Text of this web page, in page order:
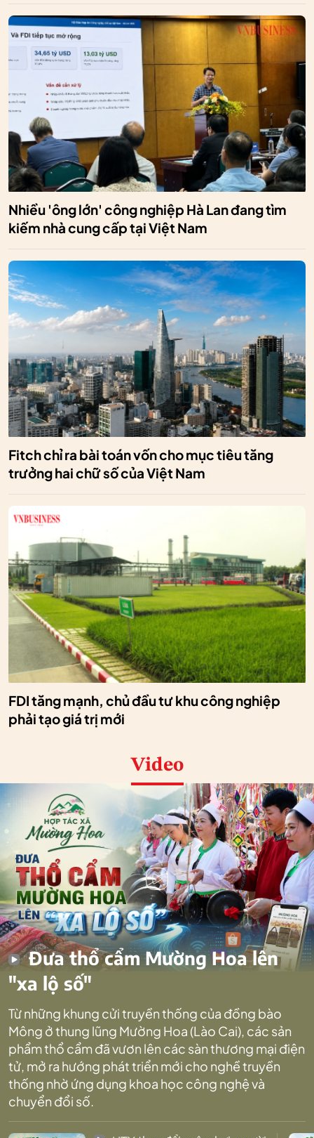
Nhiều 'ông lớn' công nghiệp Hà Lan đang tìm
kiếm nhà cung cấp tại Việt Nam
Fitch chỉ ra bài toán vốn cho mục tiêu tăng
trưởng hai chữ số của Việt Nam
FDI tăng mạnh, chủ đầu tư khu công nghiệp
phải tạo giá trị mới
Video
Đưa thổ cẩm Mường Hoa lên
"xa lộ số"
Từ những khung cửi truyền thống của đồng bào
Mông ở thung lũng Mường Hoa (Lào Cai), các sản
phẩm thổ cẩm đã vươn lên các sàn thương mại điện
tử, mở ra hướng phát triển mới cho nghề truyền
thống nhờ ứng dụng khoa học công nghệ và
chuyển đổi số.